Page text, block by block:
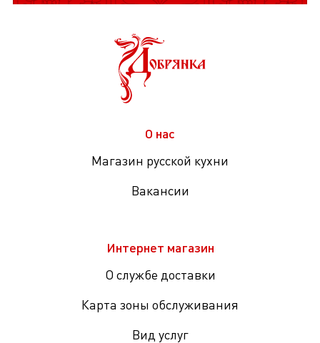
О нас
Магазин русской кухни
Вакансии
Интернет магазин
О службе доставки
Карта зоны обслуживания
Вид услуг